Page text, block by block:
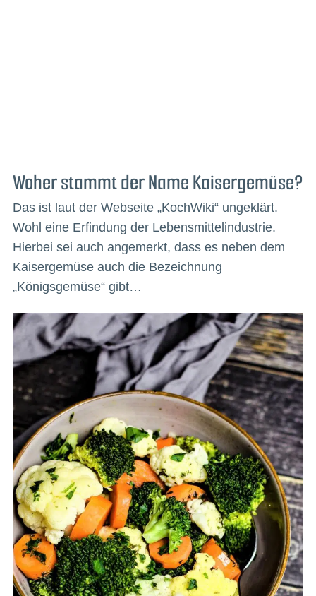
Woher stammt der Name Kaisergemüse?
Das ist laut der Webseite „KochWiki“ ungeklärt.
Wohl eine Erfindung der Lebensmittelindustrie.
Hierbei sei auch angemerkt, dass es neben dem
Kaisergemüse auch die Bezeichnung
„Königsgemüse“ gibt…